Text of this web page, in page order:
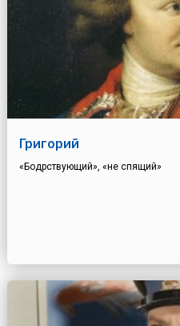
Григорий
«Бодрствующий», «не спящий»